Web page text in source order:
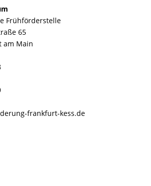
Frühförderstelle
65
am Main
frankfurt-kess.de